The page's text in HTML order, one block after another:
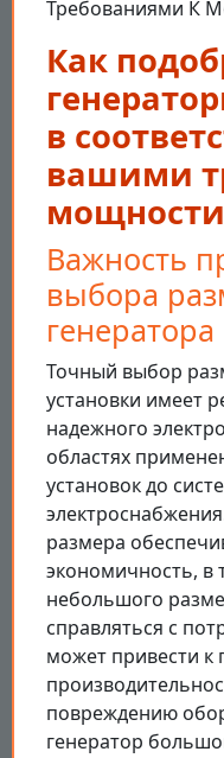
Требованиями К
Как
в
вашими
мощности
Важность
выбора
генератора
Точный выбор
установки имеет
надежного
областях
установок до
размера
экономичность, в
небольшого
справляться с
может привести к
повреждению
генератор